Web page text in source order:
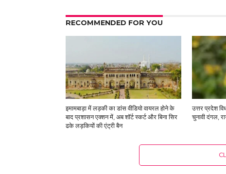
RECOMMENDED FOR YOU
इमामबाड़ा में लड़की का डांस वीडियो वायरल होने के
बाद प्रशासन एक्शन में, अब शॉर्ट स्कर्ट और बिना सिर
ढके लड़कियों की एंट्री बैन
उत्तर प्रदेश
चुनावी दंगल,